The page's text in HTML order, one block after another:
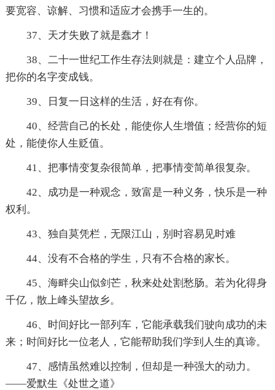
要宽容、谅解、习惯和适应才会携手一生的。
37、天才失败了就是蠢才！
38、二十一世纪工作生存法则就是：建立个人品牌，
把你的名字变成钱。
39、日复一日这样的生活，好在有你。
40、经营自己的长处，能使你人生增值；经营你的短
处，能使你人生贬值。
41、把事情变复杂很简单，把事情变简单很复杂。
42、成功是一种观念，致富是一种义务，快乐是一种
权利。
43、独自莫凭栏，无限江山，别时容易见时难
44、没有不合格的学生，只有不合格的家长。
45、海畔尖山似剑芒，秋来处处割愁肠。若为化得身
千亿，散上峰头望故乡。
46、时间好比一部列车，它能承载我们驶向成功的未
来；时间好比一位老人，它能帮助我们学到人生的真谛。
47、感情虽然难以控制，但却是一种强大的动力。
——爱默生《处世之道》